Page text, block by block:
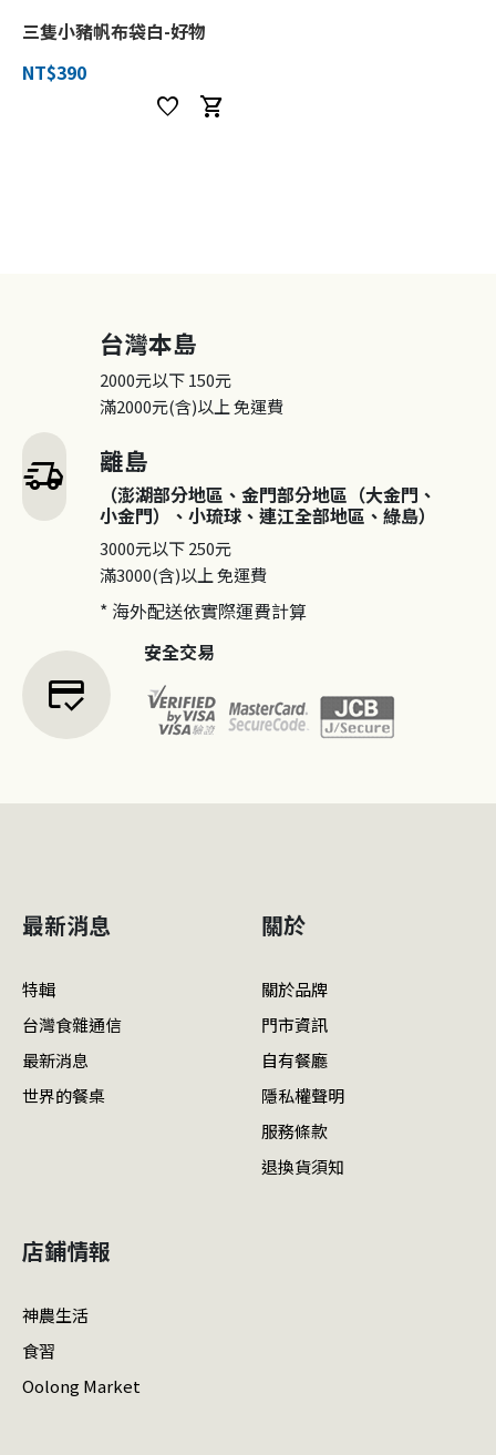
三隻小豬帆布袋白-好物
NT$390
favorite shopping_cart
delivery_truck_speed
台灣本島
2000元以下150元
滿2000元(含)以上免運費
離島
（澎湖部分地區、金門部分地區（大金門、
小金門）、小琉球、連江全部地區、綠島）
3000元以下250元
滿3000(含)以上免運費
* 海外配送依實際運費計算
credit_score
安全交易
最新消息
特輯
台灣食雜通信
最新消息
世界的餐桌
關於
關於品牌
門市資訊
自有餐廳
隱私權聲明
服務條款
退換貨須知
店鋪情報
神農生活
食習
Oolong Market